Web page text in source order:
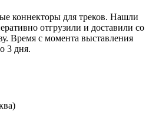
коннекторы для треков. Нашли
отгрузили и доставили со
Время с момента выставления
3 дня.